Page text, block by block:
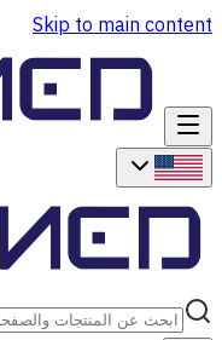
Skip to main content